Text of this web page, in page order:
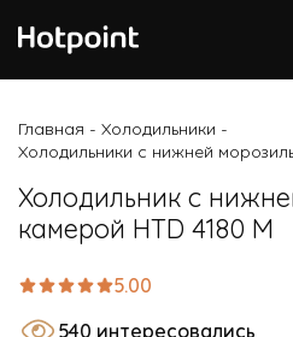
Морозильные камеры
Стиральные и сушильные
Посудомоечные машины
Варочные панели
Главная - Холодильники -
Холодильники с нижней
Холодильник с
камерой HTD 4180 M
5.00
540 интересовались